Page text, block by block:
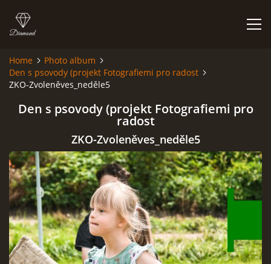
HOME
PHOTO ALBUM
© 2026 eStránky.cz |RSS
Home
Photo album
Den s psovody (projekt Fotografiemi pro radost
ZKO-Zvoleněves_neděle5
Den s psovody (projekt Fotografiemi pro
radost
ZKO-Zvoleněves_neděle5